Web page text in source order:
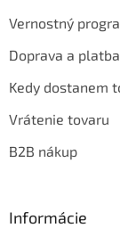
Vernostný
Doprava a platba
Kedy dostanem
Vrátenie tovaru
B2B nákup
Informácie